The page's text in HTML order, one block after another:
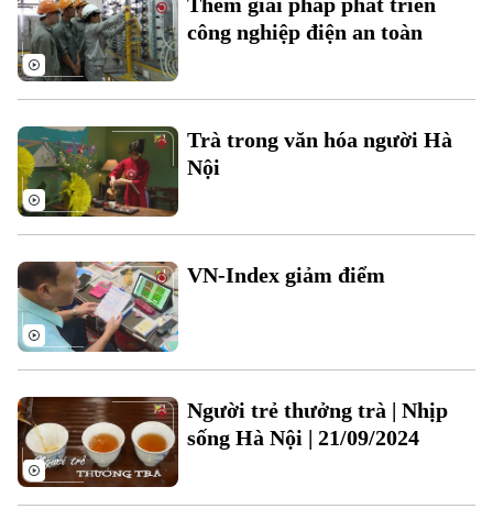
Kinh nghiệm
Thị trường
Đánh giá
Hướng nghiệp
Làng nghề
Di tích
Sức khỏe
Y tế
Tư vấn sức khỏe
Thể thao
Bóng đá
Quần vợt
Giải trí
Tin tức
Sao
Điện ảnh
Thời trang
Đã phát sóng
công nghiệp điện an toàn
Trà trong văn hóa người Hà
Nội
VN-Index giảm điểm
Người trẻ thưởng trà | Nhịp
sống Hà Nội | 21/09/2024